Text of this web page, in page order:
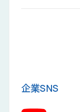
企業SNS